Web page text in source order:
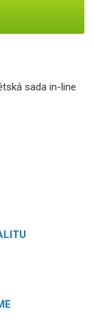
sada in-line